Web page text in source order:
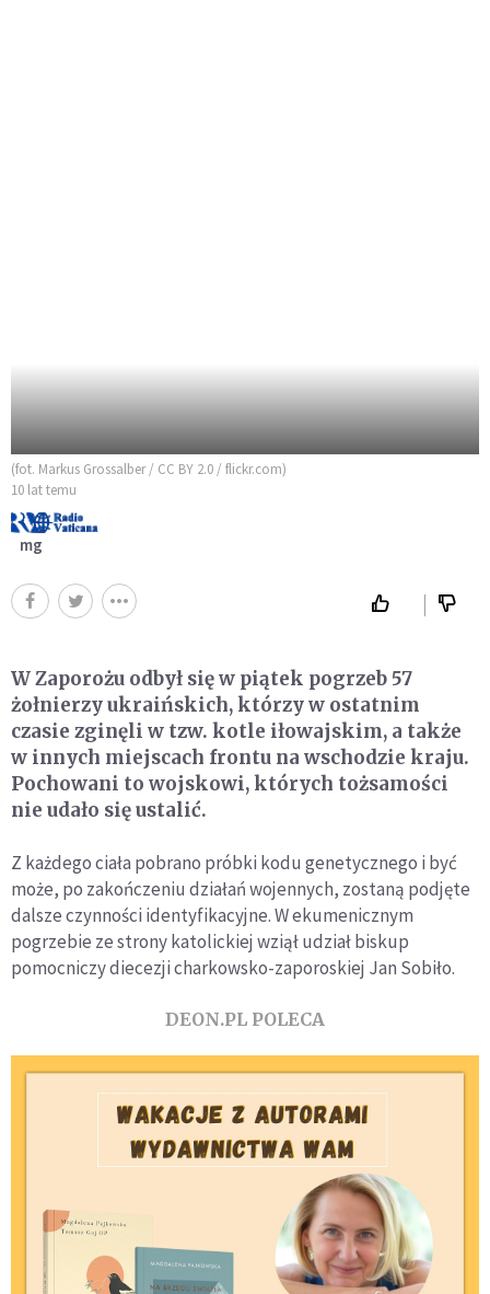
(fot. Markus Grossalber / CC BY 2.0 / flickr.com)
10 lat temu
mg
W Zaporożu odbył się w piątek pogrzeb 57
żołnierzy ukraińskich, którzy w ostatnim
czasie zginęli w tzw. kotle iłowajskim, a także
w innych miejscach frontu na wschodzie kraju.
Pochowani to wojskowi, których tożsamości
nie udało się ustalić.
Z każdego ciała pobrano próbki kodu genetycznego i być
może, po zakończeniu działań wojennych, zostaną podjęte
dalsze czynności identyfikacyjne. W ekumenicznym
pogrzebie ze strony katolickiej wziął udział biskup
pomocniczy diecezji charkowsko-zaporoskiej Jan Sobiło.
DEON.PL POLECA